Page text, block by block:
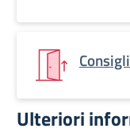
Ulteriori